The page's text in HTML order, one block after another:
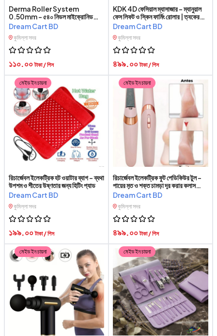
Derma Roller System
0.50mm – ৫৪০ নিডল মাইক্রোনিডলিং
রোলার | মুখ, দাড়ি ও বডি স্কিন কেয়ারের জন্য
ডার্মা রোলার
Dream Cart BD
কুমিল্লা সদর
১১০.০০টাকা / পিস
KDK 4D ফেসিয়াল ম্যাসাজার – ম্যানুয়াল
ফেস লিফট ও স্কিন ফার্মিং রোলার | ত্বকের
যত্ন ও ফেস ম্যাসাজ টুল
Dream Cart BD
কুমিল্লা সদর
৪৯৯.০০টাকা / পিস
মেইড ইন চায়না
রিচার্জেবল ইলেকট্রিক হট ওয়াটার ব্যাগ – ব্যথা
উপশম ও শীতের উষ্ণতার জন্য হিটিং প্যাড
Dream Cart BD
কুমিল্লা সদর
১৯৯.০০টাকা / পিস
মেইড ইন চায়না
রিচার্জেবল ইলেকট্রিক ফুট পেডিকিউর টুল –
পায়ের মৃত ও শক্ত চামড়া দূর করার কলাস
রিমুভার মেশিন
Dream Cart BD
কুমিল্লা সদর
৪৯৯.০০টাকা / পিস
মেইড ইন চায়না মেইড ইন চায়না